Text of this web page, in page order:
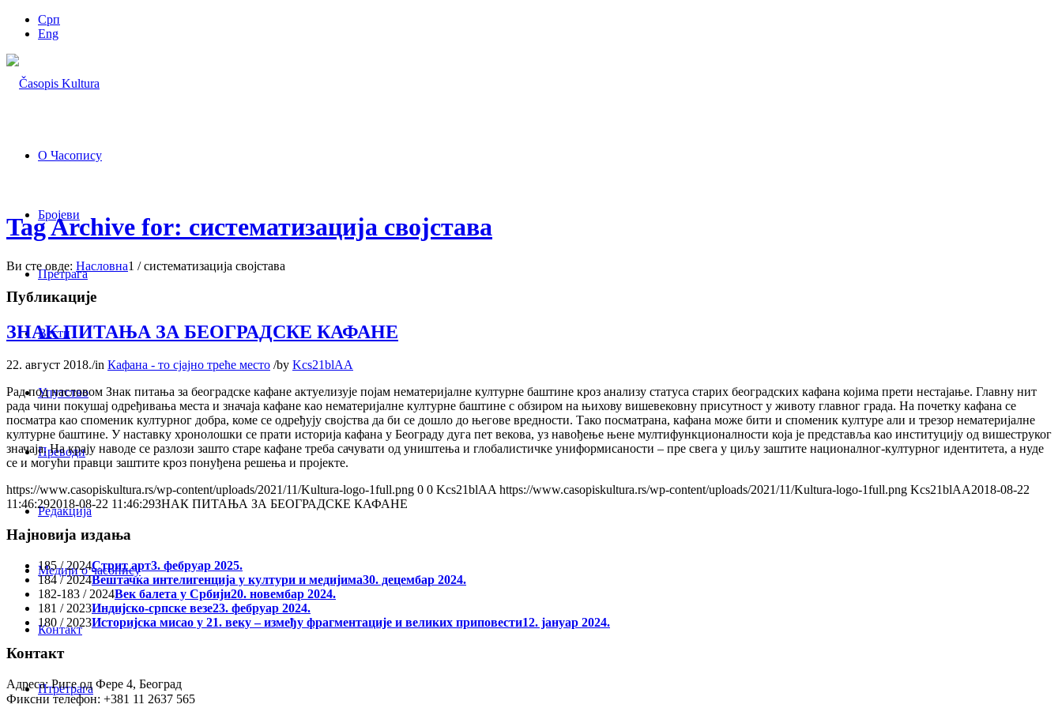
Срп
Eng
О Часопису
Бројеви
Претрага
Вести
Упутство
Преводи
Редакција
Медији о часопису
Контакт
Птретрага
Tag Archive for: систематизација својстава
Ви сте овде: Насловна1 / систематизација својстава
Публикације
ЗНАК ПИТАЊА ЗА БЕОГРАДСКЕ КАФАНЕ
22. август 2018./in Кафана - то сјајно треће место /by Kcs21blAA
Рад под насловом Знак питања за београдске кафане актуелизује појам нематеријалне културне баштине кроз анализу статуса старих београдских кафана којима прети нестајање. Главну нит
рада чини покушај одређивања места и значаја кафане као нематеријалне културне баштине с обзиром на њихову вишевековну присутност у животу главног града. На почетку кафана се
посматра као споменик културног добра, коме се одређују својства да би се дошло до његове вредности. Тако посматрана, кафана може бити и споменик културе али и трезор нематеријалне
културне баштине. У наставку хронолошки се прати историја кафана у Београду дуга пет векова, уз навођење њене мултифункционалности која је представља као институцију од вишеструког
значаја. На крају наводе се разлози зашто старе кафане треба сачувати од уништења и глобалистичке униформисаности – пре свега у циљу заштите националног-културног идентитета, а нуде
се и могући правци заштите кроз понуђена решења и пројекте.
https://www.casopiskultura.rs/wp-content/uploads/2021/11/Kultura-logo-1full.png 0 0 Kcs21blAA https://www.casopiskultura.rs/wp-content/uploads/2021/11/Kultura-logo-1full.png Kcs21blAA2018-08-22
11:46:292018-08-22 11:46:29ЗНАК ПИТАЊА ЗА БЕОГРАДСКЕ КАФАНЕ
Најновија издања
185 / 2024Стрит арт3. фебруар 2025.
184 / 2024Вештачка интелигенција у култури и медијима30. децембар 2024.
182-183 / 2024Век балета у Србији20. новембар 2024.
181 / 2023Индијско-српске везе23. фебруар 2024.
180 / 2023Историјска мисао у 21. веку – између фрагментације и великих приповести12. јануар 2024.
Контакт
Адреса: Риге од Фере 4, Београд
Фиксни телефон: +381 11 2637 565